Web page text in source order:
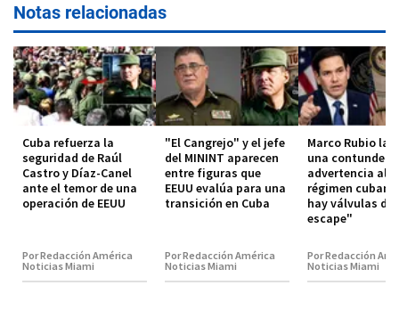
Notas relacionadas
Cuba refuerza la
seguridad de Raúl
Castro y Díaz-Canel
ante el temor de una
operación de EEUU
Por Redacción América
Noticias Miami
"El Cangrejo" y el jefe
del MININT aparecen
entre figuras que
EEUU evalúa para una
transición en Cuba
Por Redacción América
Noticias Miami
Marco Rubio
una
advertencia al
régimen
hay válvulas de
escape"
Por Redacción
Noticias Miami